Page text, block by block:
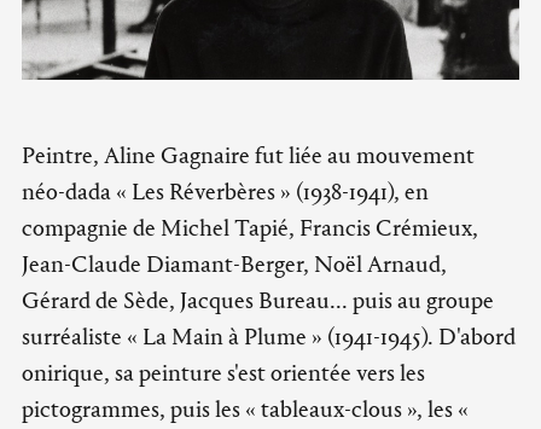
Peintre, Aline Gagnaire fut liée au mouvement
néo-dada « Les Réverbères » (1938-1941), en
compagnie de Michel Tapié, Francis Crémieux,
Jean-Claude Diamant-Berger, Noël Arnaud,
Gérard de Sède, Jacques Bureau... puis au groupe
surréaliste « La Main à Plume » (1941-1945). D'abord
onirique, sa peinture s'est orientée vers les
pictogrammes, puis les « tableaux-clous », les «